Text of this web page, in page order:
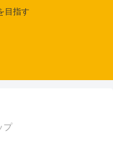
目指す
プ